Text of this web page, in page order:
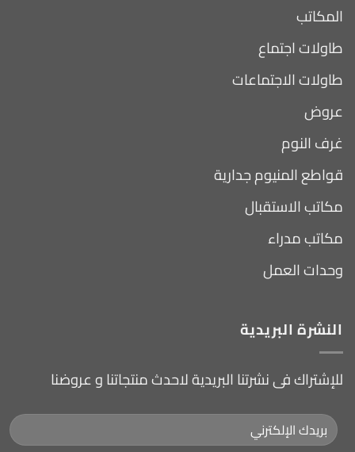
المكاتب
طاولات اجتماع
طاولات الاجتماعات
عروض
غرف النوم
قواطع المنيوم جدارية
مكاتب الاستقبال
مكاتب مدراء
وحدات العمل
النشرة البريدية
للإشتراك فى نشرتنا البريدية لاحدث منتجاتنا و عروضنا